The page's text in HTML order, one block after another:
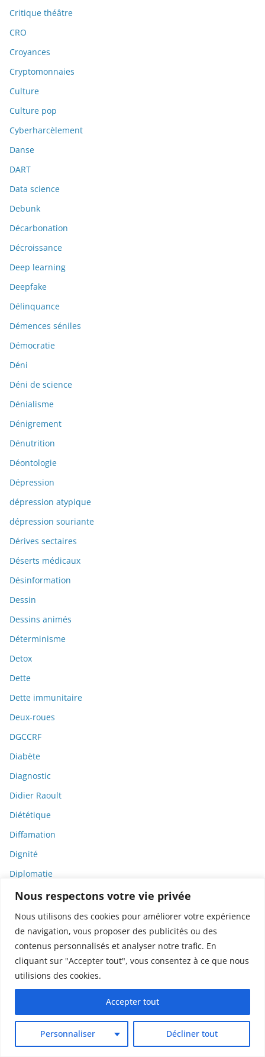
Nous respectons votre vie privée
Nous utilisons des cookies pour améliorer votre expérience
de navigation, vous proposer des publicités ou des
contenus personnalisés et analyser notre trafic. En
cliquant sur "Accepter tout", vous consentez à ce que nous
utilisions des cookies.
Personnaliser Décliner tout
Accepter tout
Critique théâtre
CRO
Croyances
Cryptomonnaies
Culture
Culture pop
Cyberharcèlement
Danse
DART
Data science
Debunk
Décarbonation
Décroissance
Deep learning
Deepfake
Délinquance
Démences séniles
Démocratie
Déni
Déni de science
Dénialisme
Dénigrement
Dénutrition
Déontologie
Dépression
dépression atypique
dépression souriante
Dérives sectaires
Déserts médicaux
Désinformation
Dessin
Dessins animés
Déterminisme
Detox
Dette
Dette immunitaire
Deux-roues
DGCCRF
Diabète
Diagnostic
Didier Raoult
Diététique
Diffamation
Dignité
Diplomatie
Dispositifs médicaux
Dlct
Doctolib
Documentaire
DODGE
Donald Trump
Droit